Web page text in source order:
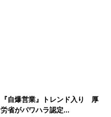
『自爆営業』トレンド入り 厚
労省がパワハラ認定...